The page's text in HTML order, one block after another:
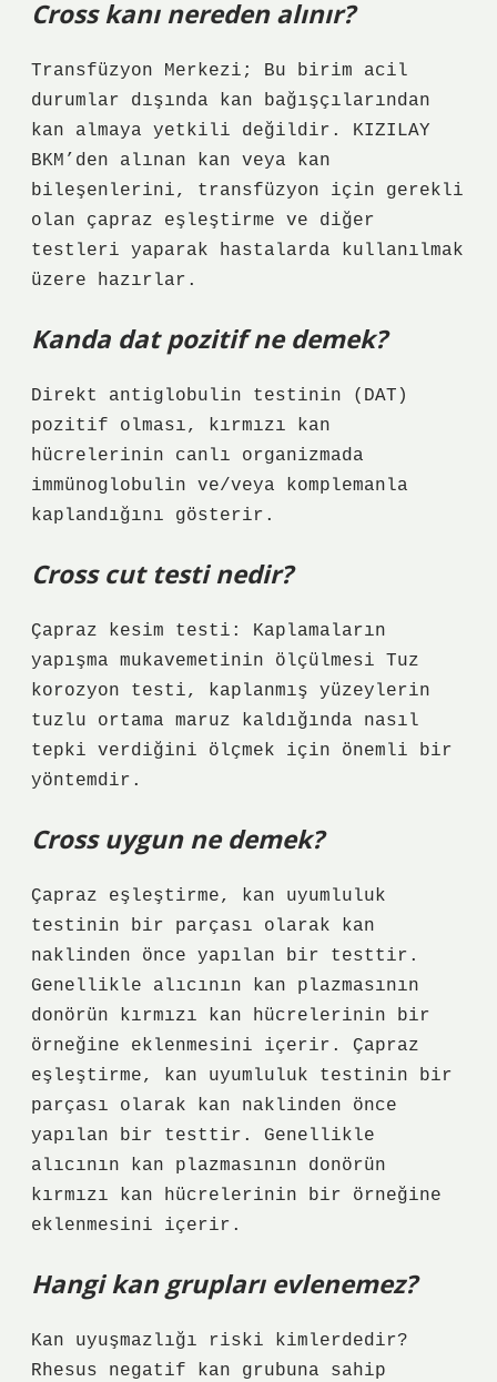
Cross kanı nereden alınır?
Transfüzyon Merkezi; Bu birim acil
durumlar dışında kan bağışçılarından
kan almaya yetkili değildir. KIZILAY
BKM’den alınan kan veya kan
bileşenlerini, transfüzyon için gerekli
olan çapraz eşleştirme ve diğer
testleri yaparak hastalarda kullanılmak
üzere hazırlar.
Kanda dat pozitif ne demek?
Direkt antiglobulin testinin (DAT)
pozitif olması, kırmızı kan
hücrelerinin canlı organizmada
immünoglobulin ve/veya komplemanla
kaplandığını gösterir.
Cross cut testi nedir?
Çapraz kesim testi: Kaplamaların
yapışma mukavemetinin ölçülmesi Tuz
korozyon testi, kaplanmış yüzeylerin
tuzlu ortama maruz kaldığında nasıl
tepki verdiğini ölçmek için önemli bir
yöntemdir.
Cross uygun ne demek?
Çapraz eşleştirme, kan uyumluluk
testinin bir parçası olarak kan
naklinden önce yapılan bir testtir.
Genellikle alıcının kan plazmasının
donörün kırmızı kan hücrelerinin bir
örneğine eklenmesini içerir. Çapraz
eşleştirme, kan uyumluluk testinin bir
parçası olarak kan naklinden önce
yapılan bir testtir. Genellikle
alıcının kan plazmasının donörün
kırmızı kan hücrelerinin bir örneğine
eklenmesini içerir.
Hangi kan grupları evlenemez?
Kan uyuşmazlığı riski kimlerdedir?
Rhesus negatif kan grubuna sahip